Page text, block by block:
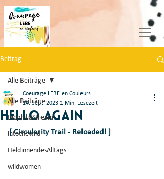
Beitrag
Alle Beiträge
BiophiliaStream
intothewild
HeldinnendesAlltags
wildwomen
Alle Beiträge
Hello Again
Coeurage LEBE en Couleurs
14. Sept. 2023 1 Min. Lesezeit
[ Circularity Trail - Reloaded! ]